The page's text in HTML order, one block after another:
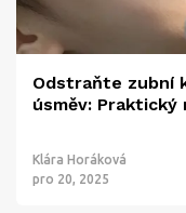
Odstraňte zubní
úsměv:
Klára Horáková
pro 20, 2025